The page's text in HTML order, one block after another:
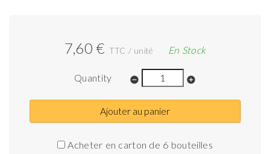
7,60 € TTC / unité En Stock
Quantity remove_circle add_circle
Ajouter au panier
Acheter en carton de 6 bouteilles